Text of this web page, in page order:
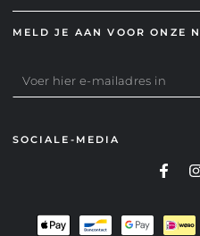
MELD JE AAN VOOR ONZE
Voer
hier
SOCIALE-MEDIA
Betaalmethoden